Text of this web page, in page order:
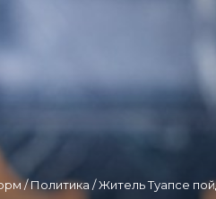
/Политика /Житель Туапсе